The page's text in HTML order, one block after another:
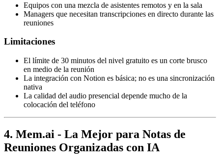
Equipos con una mezcla de asistentes remotos y en la sala
Managers que necesitan transcripciones en directo durante las
reuniones
Limitaciones
El límite de 30 minutos del nivel gratuito es un corte brusco
en medio de la reunión
La integración con Notion es básica; no es una sincronización
nativa
La calidad del audio presencial depende mucho de la
colocación del teléfono
4. Mem.ai - La Mejor para Notas de
Reuniones Organizadas con IA